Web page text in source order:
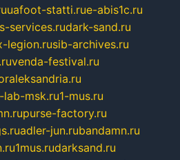
uafoot-statti.rue-abis1c.ru
services.rudark-sand.ru
legion.rusib-archives.ru
venda-festival.ru
lab-msk.ru1-mus.ru
purse-factory.ru
adler-jun.rubandamn.ru
1mus.rudarksand.ru